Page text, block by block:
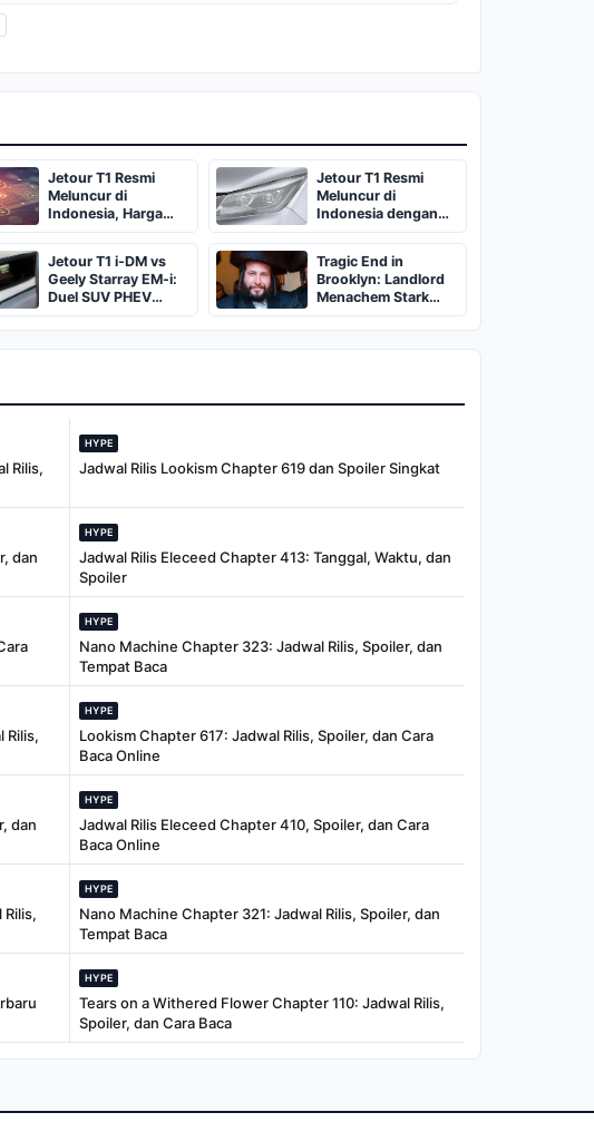
Jetour T1 Resmi
Meluncur di
Indonesia, Harga
Mulai Rp388 Juta
Jetour T1 Resmi
Meluncur di
Indonesia dengan
Varian PHEV dan ICE
Jetour T1 i-DM vs
Geely Starray EM-i:
Duel SUV PHEV
China
Tragic End in
Brooklyn: Landlord
Menachem Stark
Abducted,
Suffocated, and Left
Burned in a
Rilis,
HYPE
Jadwal Rilis Lookism Chapter 619 dan Spoiler Singkat
dan
HYPE
Jadwal Rilis Eleceed Chapter 413: Tanggal, Waktu, dan
Spoiler
HYPE
Nano Machine Chapter 323: Jadwal Rilis, Spoiler, dan
Tempat Baca
Rilis,
HYPE
Lookism Chapter 617: Jadwal Rilis, Spoiler, dan Cara
Baca Online
dan
HYPE
Jadwal Rilis Eleceed Chapter 410, Spoiler, dan Cara
Baca Online
Rilis,
HYPE
Nano Machine Chapter 321: Jadwal Rilis, Spoiler, dan
Tempat Baca
HYPE
Tears on a Withered Flower Chapter 110: Jadwal Rilis,
Spoiler, dan Cara Baca